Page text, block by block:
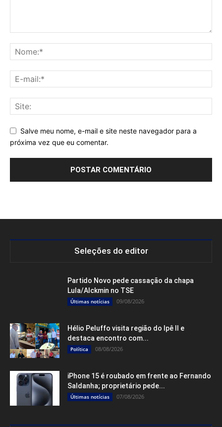
Salve meu nome, e-mail e site neste navegador para a
próxima vez que eu comentar.
Seleções do editor
Partido Novo pede cassação da chapa
Lula/Alckmin no TSE
Últimas notícias 09/08/2026
Hélio Peluffo visita região do Ipê II e
destaca encontro com...
Política 08/08/2026
iPhone 15 é roubado em frente ao Fernando
Saldanha; proprietário pede...
Últimas notícias 07/08/2026